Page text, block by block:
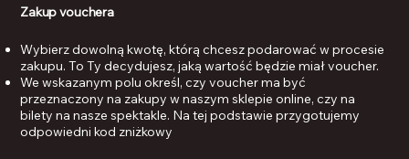
Zakup vouchera
Wybierz dowolną kwotę, którą chcesz podarować w procesie
zakupu. To Ty decydujesz, jaką wartość będzie miał voucher.
We wskazanym polu określ, czy voucher ma być
przeznaczony na zakupy w naszym sklepie online, czy na
bilety na nasze spektakle. Na tej podstawie przygotujemy
odpowiedni kod zniżkowy